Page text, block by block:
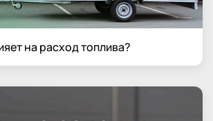
на расход топлива?